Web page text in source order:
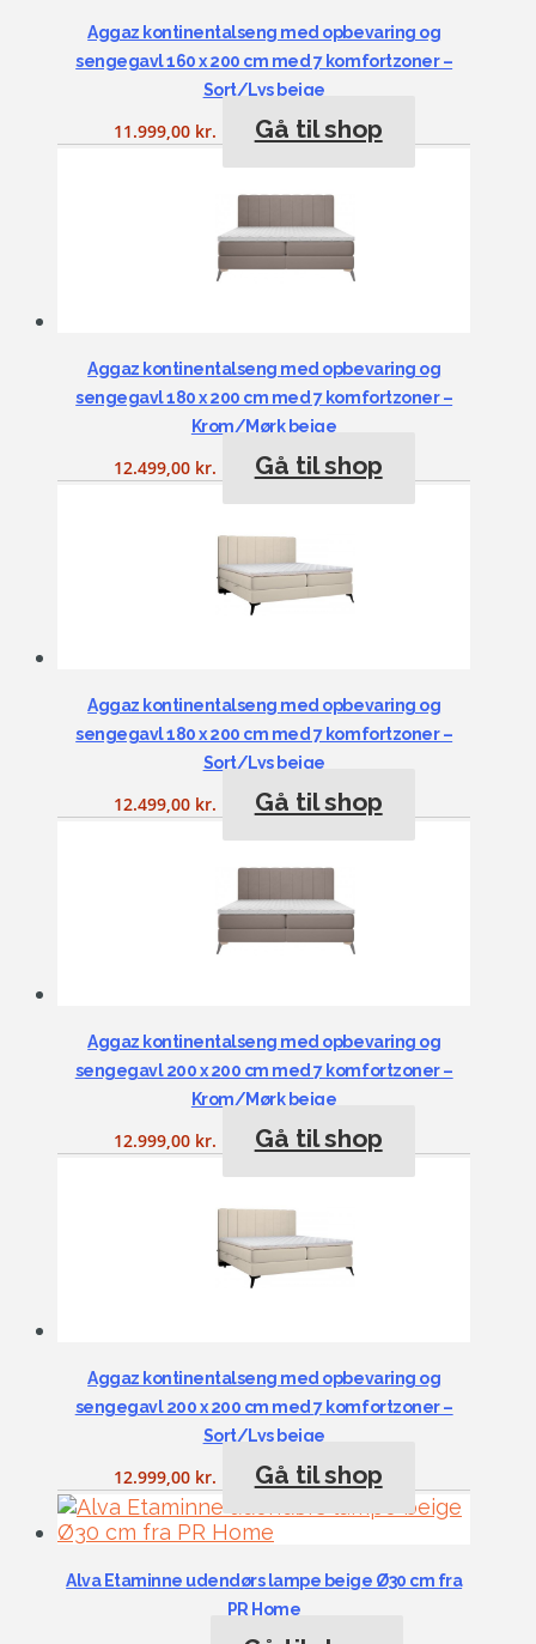
Aggaz kontinentalseng med opbevaring og
sengegavl 160 x 200 cm med 7 komfortzoner –
Sort/Lys beige
11.999,00 kr. Gå til shop
Aggaz kontinentalseng med opbevaring og
sengegavl 180 x 200 cm med 7 komfortzoner –
Krom/Mørk beige
12.499,00 kr. Gå til shop
Aggaz kontinentalseng med opbevaring og
sengegavl 180 x 200 cm med 7 komfortzoner –
Sort/Lys beige
12.499,00 kr. Gå til shop
Aggaz kontinentalseng med opbevaring og
sengegavl 200 x 200 cm med 7 komfortzoner –
Krom/Mørk beige
12.999,00 kr. Gå til shop
Aggaz kontinentalseng med opbevaring og
sengegavl 200 x 200 cm med 7 komfortzoner –
Sort/Lys beige
12.999,00 kr. Gå til shop
Alva Etaminne udendørs lampe beige Ø30 cm fra
PR Home